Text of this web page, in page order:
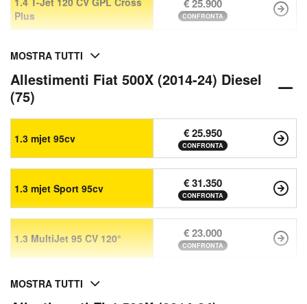
Plus
€ 25.900
CONFRONTA
MOSTRA TUTTI
Allestimenti Fiat 500X (2014-24) Diesel
(75)
1.3 mjet 95cv € 25.950
CONFRONTA
1.3 mjet Sport 95cv € 31.350
CONFRONTA
1.3 MultiJet 95 CV 120° € 23.000
CONFRONTA
MOSTRA TUTTI